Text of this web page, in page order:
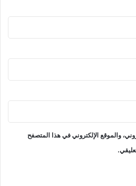
والموقع الإلكتروني في هذا المتصفح